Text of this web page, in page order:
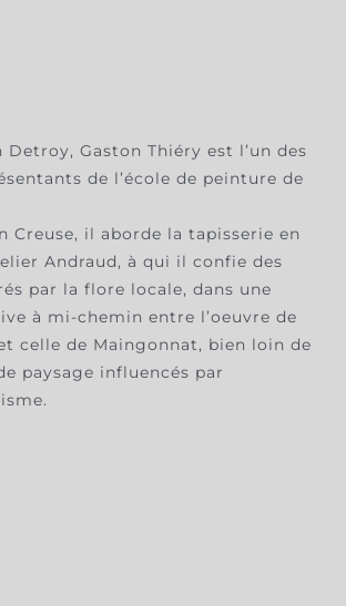
Detroy, Gaston Thiéry est l’un des
de l’école de peinture de
Creuse, il aborde la tapisserie en
Andraud, à qui il confie des
par la flore locale, dans une
à mi-chemin entre l’oeuvre de
celle de Maingonnat, bien loin de
paysage influencés par